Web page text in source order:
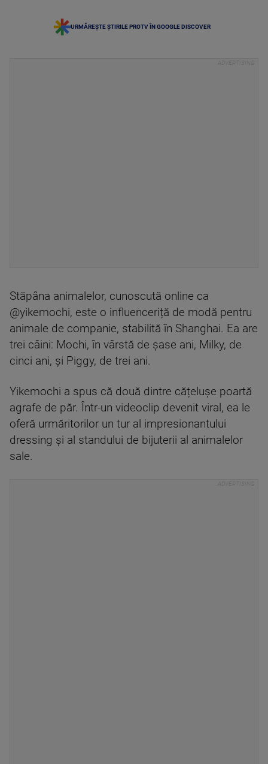
URMĂREȘTE ȘTIRILE PROTV ÎN GOOGLE DISCOVER
Stăpâna animalelor, cunoscută online ca
@yikemochi, este o influenceriță de modă pentru
animale de companie, stabilită în Shanghai. Ea are
trei câini: Mochi, în vârstă de șase ani, Milky, de
cinci ani, și Piggy, de trei ani.
Yikemochi a spus că două dintre cățelușe poartă
agrafe de păr. Într-un videoclip devenit viral, ea le
oferă urmăritorilor un tur al impresionantului
dressing și al standului de bijuterii al animalelor
sale.